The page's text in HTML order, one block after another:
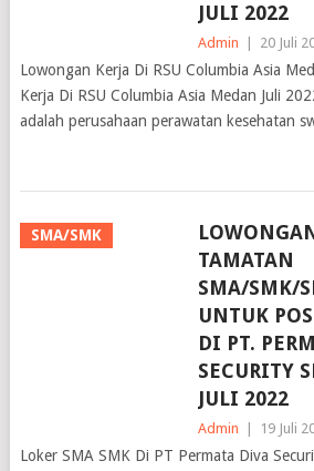
JULI 2022
Admin 20 Juli
Lowongan Kerja Di RSU Columbia Asia
Kerja Di RSU Columbia Asia Medan Juli
adalah perusahaan perawatan kesehatan
SMA/SMK
TAMATAN
SMA/SMK/
UNTUK
DI PT.
SECURITY
JULI 2022
Admin 19 Juli
Loker SMA SMK Di PT Permata Diva